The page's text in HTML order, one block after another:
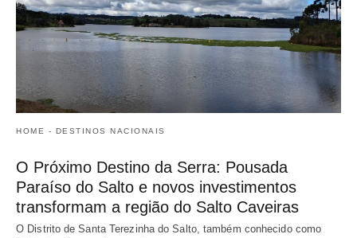
HOME - DESTINOS NACIONAIS
O Próximo Destino da Serra: Pousada
Paraíso do Salto e novos investimentos
transformam a região do Salto Caveiras
O Distrito de Santa Terezinha do Salto, também conhecido como